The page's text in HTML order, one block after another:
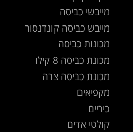
מייבשי כביסה
מייבש כביסה קונדנסור
מכונות כביסה
מכונת כביסה 8 קילו
מכונת כביסה צרה
מקפיאים
כיריים
קולטי אדים